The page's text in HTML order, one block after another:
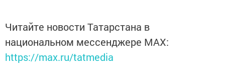
Читайте новости Татарстана в
национальном мессенджере MАХ:
https://max.ru/tatmedia